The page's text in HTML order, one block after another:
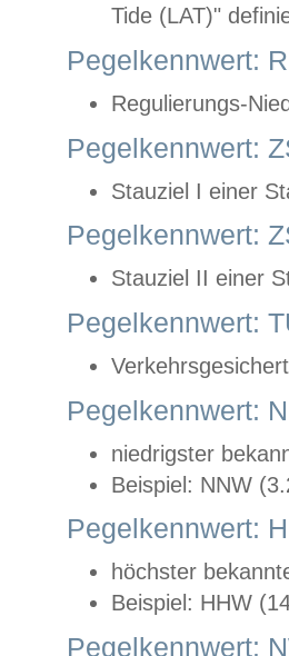
Tide (LAT)"
Pegelkennwert:
Regulierungs-
Pegelkennwert:
Stauziel I einer
Pegelkennwert:
Stauziel II einer
Pegelkennwert:
Pegelkennwert:
niedrigster
Beispiel: NNW
Pegelkennwert:
höchster
Beispiel: HHW
Pegelkennwert: